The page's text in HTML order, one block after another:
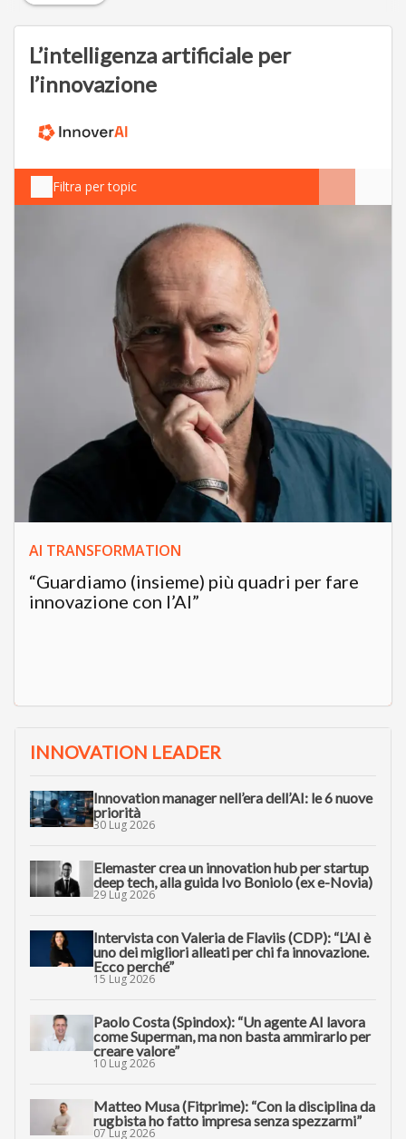
L’intelligenza artificiale per
l’innovazione
Filtra per topic
AI TRANSFORMATION
“Guardiamo (insieme) più quadri per fare
innovazione con l’AI”
INNOVATION LEADER
Innovation manager nell’era dell’AI: le 6 nuove
priorità
30 Lug 2026
Elemaster crea un innovation hub per startup
deep tech, alla guida Ivo Boniolo (ex e-Novia)
29 Lug 2026
Intervista con Valeria de Flaviis (CDP): “L’AI è
uno dei migliori alleati per chi fa innovazione.
Ecco perché”
15 Lug 2026
Paolo Costa (Spindox): “Un agente AI lavora
come Superman, ma non basta ammirarlo per
creare valore”
10 Lug 2026
Matteo Musa (Fitprime): “Con la disciplina da
rugbista ho fatto impresa senza spezzarmi”
07 Lug 2026